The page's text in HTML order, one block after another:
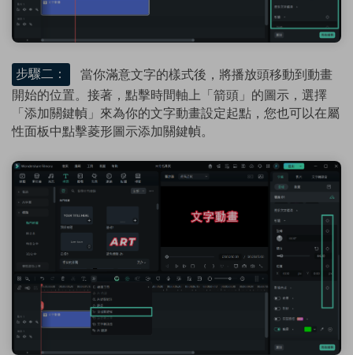
步驟二：
當你滿意文字的樣式後，將播放頭移動到動畫
開始的位置。接著，點擊時間軸上「箭頭」的圖示，選擇
「添加關鍵幀」來為你的文字動畫設定起點，您也可以在屬
性面板中點擊菱形圖示添加關鍵幀。